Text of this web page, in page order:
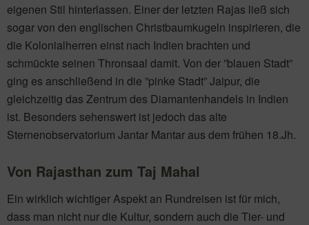
eigenen Stil hinterlassen. Einer der letzten Rajas ließ sich
sogar von den englischen Christbaumkugeln inspirieren, die
die Kolonialherren einst nach Indien brachten und
schmückte seinen Thronsaal damit. Von der ”blauen Stadt”
ging es anschließend in die ”pinke Stadt” Jaipur, die
gleichzeitig das Zentrum des Diamantenhandels in Indien
ist. Besonders sehenswert ist jedoch das alte
Sternenobservatorium Jantar Mantar aus dem frühen 18.Jh.
Von Rajasthan zum Taj Mahal
Ein wirklich wichtiger Aspekt an Rundreisen ist für mich,
dass man nicht nur die Kultur, sondern auch die Tier- und